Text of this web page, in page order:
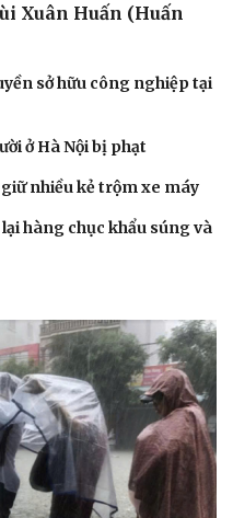
Cửa sổ tình yêu
Xuân Huấn (Huấn
sở hữu công nghiệp tại
ở Hà Nội bị phạt
nhiều kẻ trộm xe máy
hàng chục khẩu súng và